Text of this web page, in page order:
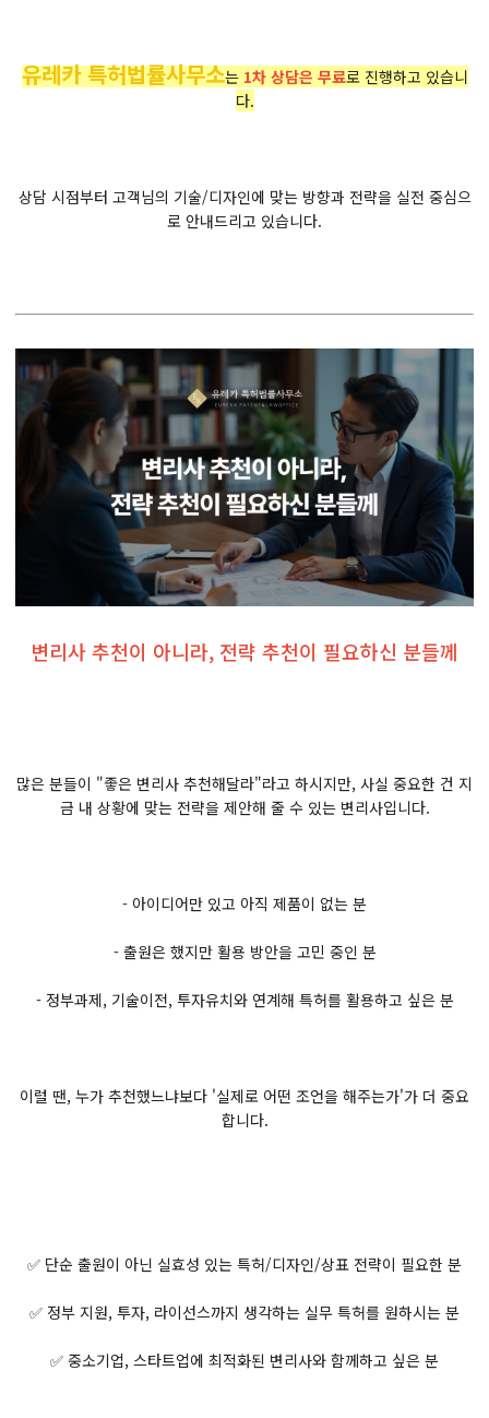
유레카 특허법률사무소는 1차 상담은 무료로 진행하고 있습니
다.
상담 시점부터 고객님의 기술/디자인에 맞는 방향과 전략을 실전 중심으
로 안내드리고 있습니다.
변리사 추천이 아니라, 전략 추천이 필요하신 분들께
많은 분들이 "좋은 변리사 추천해달라"라고 하시지만, 사실 중요한 건 지
금 내 상황에 맞는 전략을 제안해 줄 수 있는 변리사입니다.
- 아이디어만 있고 아직 제품이 없는 분
- 출원은 했지만 활용 방안을 고민 중인 분
- 정부과제, 기술이전, 투자유치와 연계해 특허를 활용하고 싶은 분
이럴 땐, 누가 추천했느냐보다 '실제로 어떤 조언을 해주는가'가 더 중요
합니다.
✅ 단순 출원이 아닌 실효성 있는 특허/디자인/상표 전략이 필요한 분
✅ 정부 지원, 투자, 라이선스까지 생각하는 실무 특허를 원하시는 분
✅ 중소기업, 스타트업에 최적화된 변리사와 함께하고 싶은 분